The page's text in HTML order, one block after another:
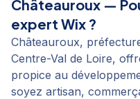
Châteauroux —
expert Wix ?
Châteauroux,
Centre-Val de Loire,
propice au
soyez artisan,